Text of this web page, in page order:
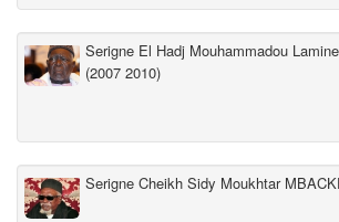
Serigne El Hadj Mouhammadou
(2007 2010)
Serigne Cheikh Sidy Moukhtar